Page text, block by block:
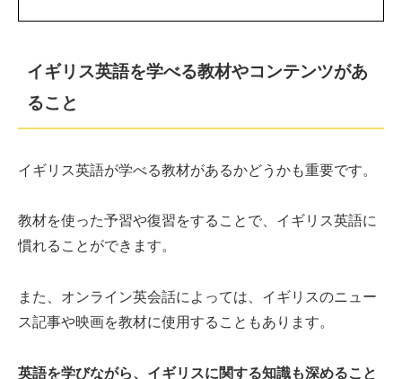
イギリス英語を学べる教材やコンテンツがあ
ること
イギリス英語が学べる教材があるかどうかも重要です。
教材を使った予習や復習をすることで、イギリス英語に
慣れることができます。
また、オンライン英会話によっては、イギリスのニュー
ス記事や映画を教材に使用することもあります。
英語を学びながら、イギリスに関する知識も深めること